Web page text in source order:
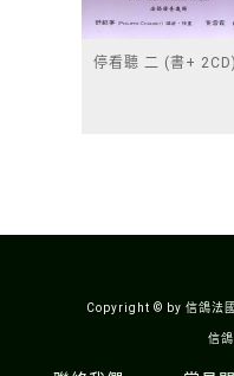
停看聽 二 (書+ 2CD)
Copyright © by 信鴿法
信